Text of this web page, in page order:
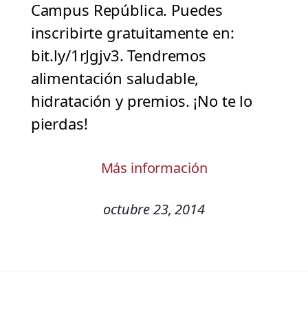
Campus República. Puedes
inscribirte gratuitamente en:
bit.ly/1rJgjv3. Tendremos
alimentación saludable,
hidratación y premios. ¡No te lo
pierdas!
Más información
octubre 23, 2014